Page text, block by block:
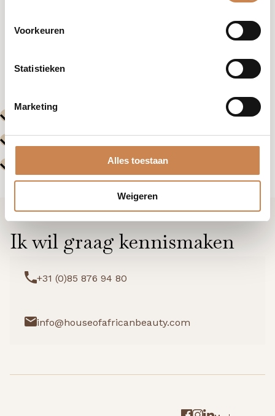
Voorkeuren
Statistieken
Marketing
Alles toestaan
Weigeren
Retail producten van K Phytoceutical behandelen, van
het Alpha Lipoic Complex tot de Vitamin A Booster.
Deze sessie wordt gedaan via zoom.
Ik wil graag kennismaken
+31 (0)85 876 94 80
info@houseofafricanbeauty.com